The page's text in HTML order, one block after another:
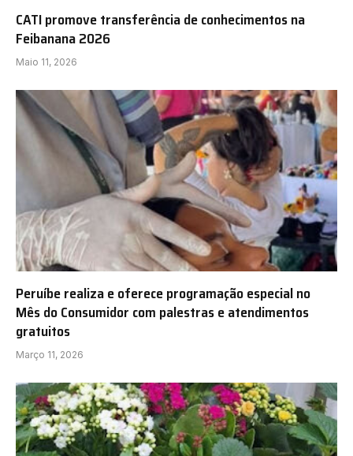
CATI promove transferência de conhecimentos na
Feibanana 2026
Maio 11, 2026
Peruíbe realiza e oferece programação especial no
Mês do Consumidor com palestras e atendimentos
gratuitos
Março 11, 2026